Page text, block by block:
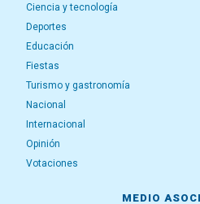
Ciencia y tecnología
Deportes
Educación
Fiestas
Turismo y gastronomía
Nacional
Internacional
Opinión
Votaciones
MEDIO